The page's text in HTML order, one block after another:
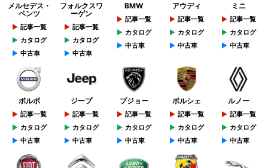
メルセデス・
ベンツ
記事一覧
カタログ
中古車
フォルクスワ
ーゲン
記事一覧
カタログ
中古車
BMW
記事一覧
カタログ
中古車
アウディ
記事一覧
カタログ
中古車
ミニ
記事一覧
カタログ
中古車
ボルボ
記事一覧
カタログ
中古車
ジープ
記事一覧
カタログ
中古車
プジョー
記事一覧
カタログ
中古車
ポルシェ
記事一覧
カタログ
中古車
ルノー
記事一覧
カタログ
中古車